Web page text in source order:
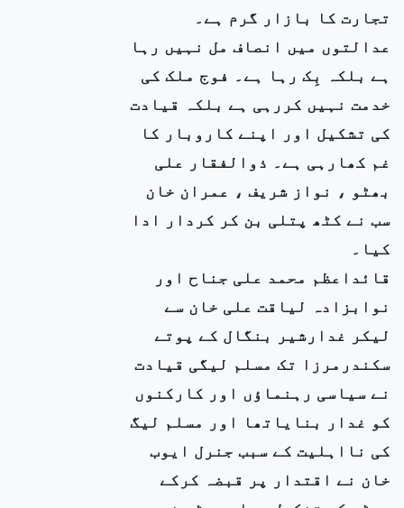
تجارت کا بازار گرم ہے۔
عدالتوں میں انصاف مل نہیں رہا
ہے بلکہ بِک رہا ہے۔ فوج ملک کی
خدمت نہیں کررہی ہے بلکہ قیادت
کی تشکیل اور اپنے کاروبار کا
غم کھارہی ہے۔ ذوالفقار علی
بھٹو ، نواز شریف ، عمران خان
سب نے کٹھ پتلی بن کر کردار ادا
کیا۔
قائداعظم محمد علی جناح اور
نوابزادہ لیاقت علی خان سے
لیکر غدارشیر بنگال کے پوتے
سکندرمرزا تک مسلم لیگی قیادت
نے سیاسی رہنماؤں اور کارکنوں
کو غدار بنایاتھا اور مسلم لیگ
کی نااہلیت کے سبب جنرل ایوب
خان نے اقتدار پر قبضہ کرکے